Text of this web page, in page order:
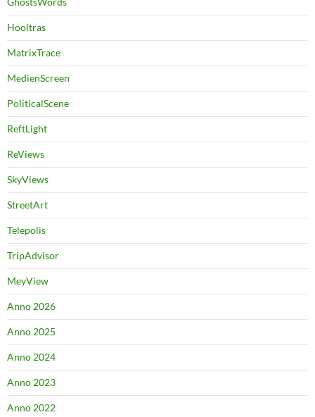
Hooltras
MatrixTrace
MedienScreen
PoliticalScene
ReftLight
ReViews
SkyViews
StreetArt
Telepolis
TripAdvisor
MeyView
Anno 2026
Anno 2025
Anno 2024
Anno 2023
Anno 2022